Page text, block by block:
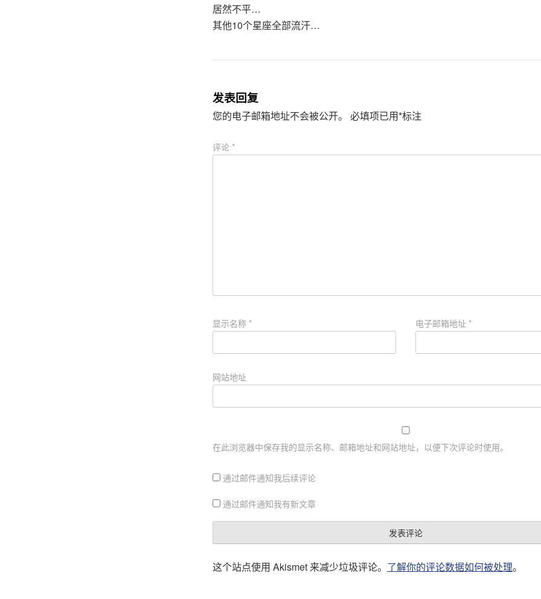
居然不平…
其他10个星座全部流汗…
发表回复
您的电子邮箱地址不会被公开。 必填项已用*标注
评论 *
显示名称 * 电子邮箱地址 *
网站地址
在此浏览器中保存我的显示名称、邮箱地址和网站地址，以便下次评论时使用。
通过邮件通知我后续评论
通过邮件通知我有新文章
这个站点使用 Akismet 来减少垃圾评论。 了解你的评论数据如何被处理。